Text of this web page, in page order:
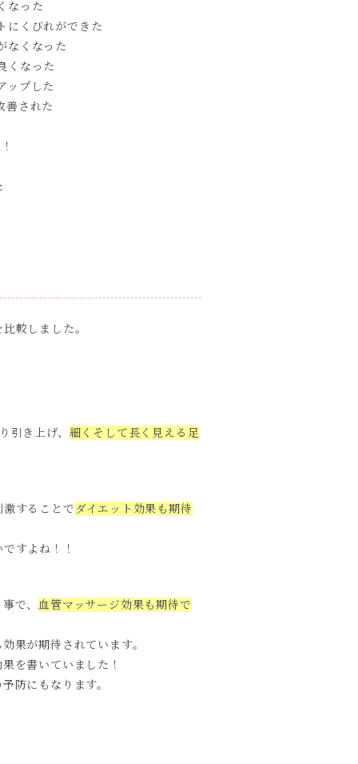
なった
にくびれができた
なくなった
くなった
ップした
善された
較しました。
引き上げ、 細くそして長く見える足
することでダイエット効果も期待
すよね！！
事で、血管マッサージ効果も期待で
果が期待されています。
を書いていました！
防にもなります。